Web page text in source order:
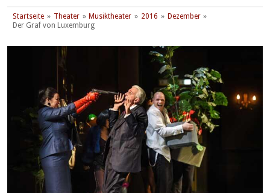
Startseite Theater Musiktheater 2016
Dezember
Der Graf von Luxemburg